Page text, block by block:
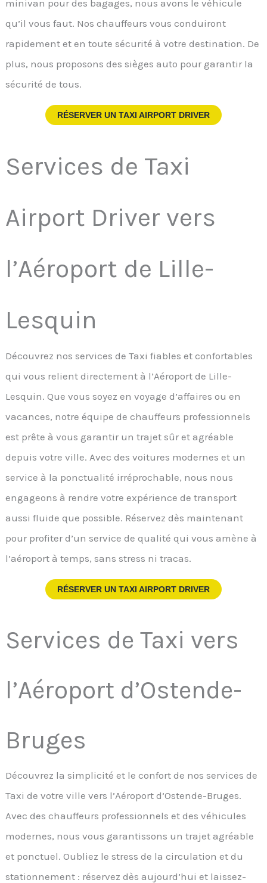
minivan pour des bagages, nous avons le véhicule
qu’il vous faut. Nos chauffeurs vous conduiront
rapidement et en toute sécurité à votre destination. De
plus, nous proposons des sièges auto pour garantir la
sécurité de tous.
RÉSERVER UN TAXI AIRPORT DRIVER
Services de Taxi
Airport Driver vers
l’Aéroport de Lille-
Lesquin
Découvrez nos services de Taxi fiables et confortables
qui vous relient directement à l’Aéroport de Lille-
Lesquin. Que vous soyez en voyage d’affaires ou en
vacances, notre équipe de chauffeurs professionnels
est prête à vous garantir un trajet sûr et agréable
depuis votre ville. Avec des voitures modernes et un
service à la ponctualité irréprochable, nous nous
engageons à rendre votre expérience de transport
aussi fluide que possible. Réservez dès maintenant
pour profiter d’un service de qualité qui vous amène à
l’aéroport à temps, sans stress ni tracas.
RÉSERVER UN TAXI AIRPORT DRIVER
Services de Taxi vers
l’Aéroport d’Ostende-
Bruges
Découvrez la simplicité et le confort de nos services de
Taxi de votre ville vers l’Aéroport d’Ostende-Bruges.
Avec des chauffeurs professionnels et des véhicules
modernes, nous vous garantissons un trajet agréable
et ponctuel. Oubliez le stress de la circulation et du
stationnement : réservez dès aujourd’hui et laissez-